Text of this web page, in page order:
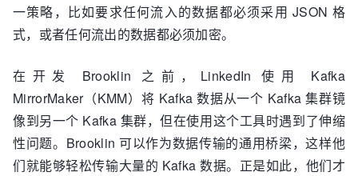
一策略，比如要求任何流入的数据都必须采用 JSON 格
式，或者任何流出的数据都必须加密。
在开发 Brooklin 之前，LinkedIn 使用 Kafka
MirrorMaker（KMM）将 Kafka 数据从一个 Kafka 集群镜
像到另一个 Kafka 集群，但在使用这个工具时遇到了伸缩
性问题。Brooklin 可以作为数据传输的通用桥梁，这样他
们就能够轻松传输大量的 Kafka 数据。正是如此，他们才